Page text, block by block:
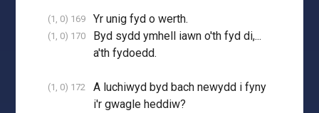
(1, 0) 169 Yr unig fyd o werth.
(1, 0) 170
Byd sydd ymhell iawn o'th fyd di,...
a'th fydoedd.
(1, 0) 172
A luchiwyd byd bach newydd i fyny
i'r gwagle heddiw?